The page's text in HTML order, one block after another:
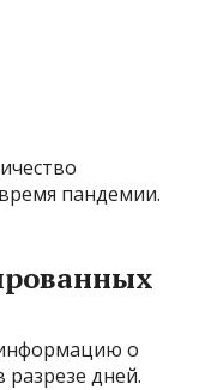
пандемии.
о
дней.